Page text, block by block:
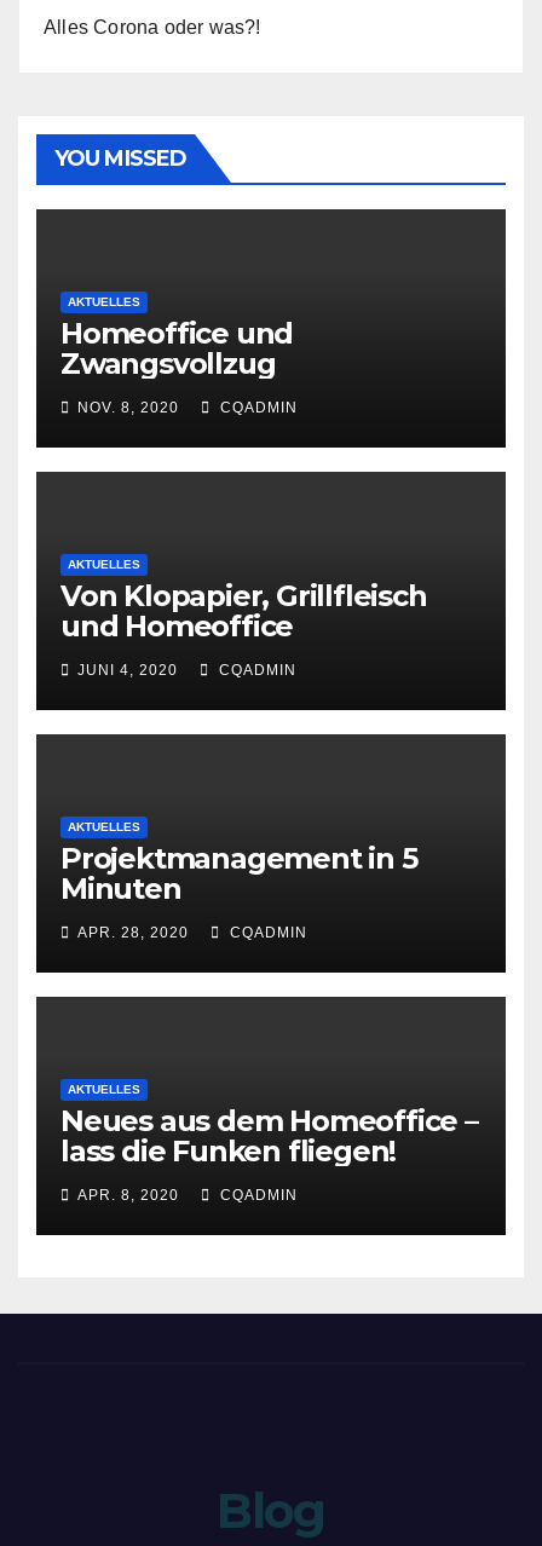
Alles Corona oder was?!
YOU MISSED
AKTUELLES
Homeoffice und
Zwangsvollzug
NOV. 8, 2020 CQADMIN
AKTUELLES
Von Klopapier, Grillfleisch
und Homeoffice
JUNI 4, 2020 CQADMIN
AKTUELLES
Projektmanagement in 5
Minuten
APR. 28, 2020 CQADMIN
AKTUELLES
Neues aus dem Homeoffice –
lass die Funken fliegen!
APR. 8, 2020 CQADMIN
Blog